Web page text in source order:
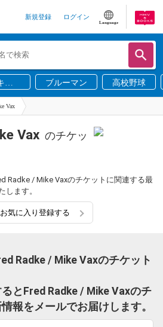
新規登録 ログイン
Language
ニ
ブルーマン 高校野球
Vax
Vax のチケッ
Radke / Mike Vaxのチケットに関連する最
します。
気に入り登録する
Radke / Mike Vaxのチケット
とFred Radke / Mike Vaxのチ
報をメールでお届けします。